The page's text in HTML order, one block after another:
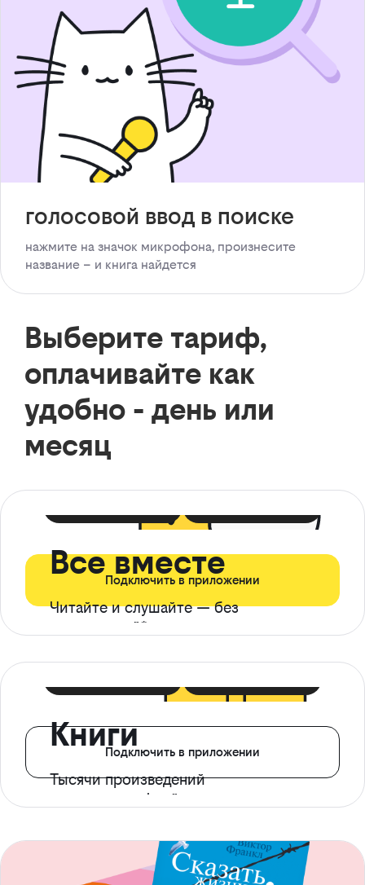
голосовой ввод в поиске
нажмите на значок микрофона, произнесите
название – и книга найдется
Выберите тариф,
оплачивайте как
удобно - день или
месяц
Все вместе
Читайте и слушайте — без
ограничений*
Подключить в приложении
Книги
Тысячи произведений
с доступом офлайн
Подключить в приложении